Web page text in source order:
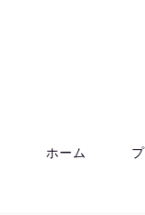
ホーム